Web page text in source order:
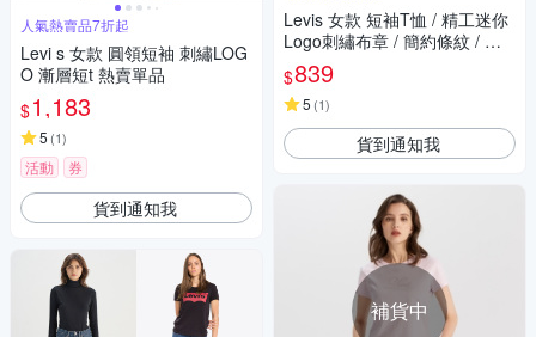
人氣熱賣品7折起
Levi s 女款 圓領短袖 刺繡LOG
O 漸層短t 熱賣單品
$1,183
5 (1)
活動 券
貨到通知我
Levis 女款 短袖T恤 / 精工迷你
Logo刺繡布章 / 簡約條紋 / 有
機棉
$839
5 (1)
貨到通知我
補貨中